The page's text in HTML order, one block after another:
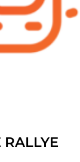
RALLYE